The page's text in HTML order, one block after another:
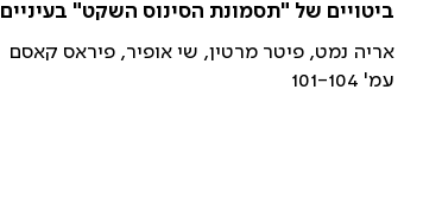
ביטויים של "תסמונת הסינוס השקט" בעיניים
אריה נמט, פיטר מרטין, שי אופיר, פיראס קאסם
עמ' 101-104